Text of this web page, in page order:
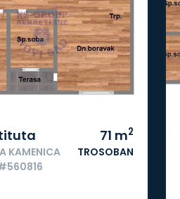
KAMENICA
71 m2
TROSOBAN